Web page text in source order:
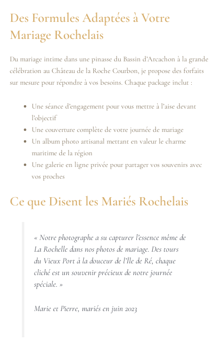
Des Formules Adaptées à Votre
Mariage Rochelais
Du mariage intime dans une pinasse du Bassin d’Arcachon à la grande
célébration au Château de la Roche Courbon, je propose des forfaits
sur mesure pour répondre à vos besoins. Chaque package inclut :
Une séance d’engagement pour vous mettre à l’aise devant
l’objectif
Une couverture complète de votre journée de mariage
Un album photo artisanal mettant en valeur le charme
maritime de la région
Une galerie en ligne privée pour partager vos souvenirs avec
vos proches
Ce que Disent les Mariés Rochelais
« Notre photographe a su capturer l’essence même de
La Rochelle dans nos photos de mariage. Des tours
du Vieux Port à la douceur de l’Île de Ré, chaque
cliché est un souvenir précieux de notre journée
spéciale. »
Marie et Pierre, mariés en juin 2023